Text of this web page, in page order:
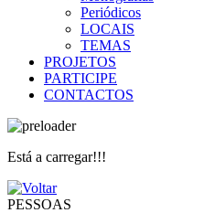
Periódicos
LOCAIS
TEMAS
PROJETOS
PARTICIPE
CONTACTOS
Está a carregar!!!
PESSOAS